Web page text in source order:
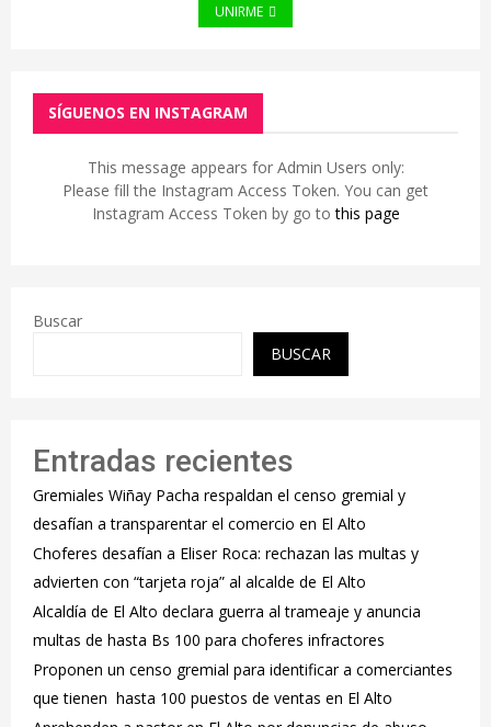
UNIRME
SÍGUENOS EN INSTAGRAM
This message appears for Admin Users only:
Please fill the Instagram Access Token. You can get
Instagram Access Token by go tothis page
Buscar
BUSCAR
Entradas recientes
Gremiales Wiñay Pacha respaldan el censo gremial y
desafían a transparentar el comercio en El Alto
Choferes desafían a Eliser Roca: rechazan las multas y
advierten con “tarjeta roja” al alcalde de El Alto
‎Alcaldía de El Alto declara guerra al trameaje y anuncia
multas de hasta Bs 100 para choferes infractores
Proponen un censo gremial para identificar a comerciantes
que tienen hasta 100 puestos de ventas en El Alto